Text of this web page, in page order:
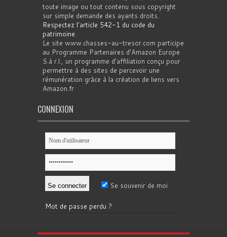
toute image ou tout contenu sous copyright
sur simple demande des ayants droits.
Respectez l'article 542-1 du code du
patrimoine
Le site www.chasses-au-tresor.com participe
au Programme Partenaires d’Amazon Europe
S.à r.l., un programme d’affiliation conçu pour
permettre à des sites de percevoir une
rémunération grâce à la création de liens vers
Amazon.fr
CONNEXION
Se souvenir de moi
Mot de passe perdu ?